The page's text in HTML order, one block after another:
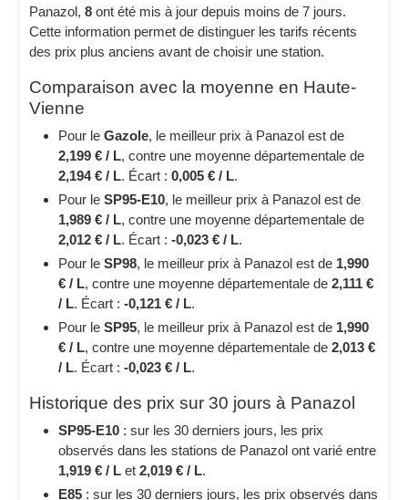
Panazol,8 ont été mis à jour depuis moins de 7 jours.
Cette information permet de distinguer les tarifs récents
des prix plus anciens avant de choisir une station.
Comparaison avec la moyenne en Haute-
Vienne
Pour leGazole, le meilleur prix à Panazol est de
2,199 € / L, contre une moyenne départementale de
2,194 € / L. Écart :0,005 € / L.
Pour leSP95-E10, le meilleur prix à Panazol est de
1,989 € / L, contre une moyenne départementale de
2,012 € / L. Écart :-0,023 € / L.
Pour leSP98, le meilleur prix à Panazol est de 1,990
€ / L, contre une moyenne départementale de2,111 €
/ L. Écart :-0,121 € / L.
Pour leSP95, le meilleur prix à Panazol est de 1,990
€ / L, contre une moyenne départementale de2,013 €
/ L. Écart :-0,023 € / L.
Historique des prix sur 30 jours à Panazol
SP95-E10 : sur les 30 derniers jours, les prix
observés dans les stations de Panazol ont varié entre
1,919 € / L et2,019 € / L.
E85 : sur les 30 derniers jours, les prix observés dans